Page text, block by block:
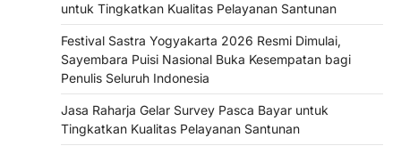
untuk Tingkatkan Kualitas Pelayanan Santunan
Festival Sastra Yogyakarta 2026 Resmi Dimulai,
Sayembara Puisi Nasional Buka Kesempatan bagi
Penulis Seluruh Indonesia
Jasa Raharja Gelar Survey Pasca Bayar untuk
Tingkatkan Kualitas Pelayanan Santunan